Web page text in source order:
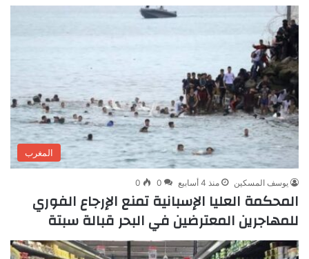
المغرب
يوسف المسكين منذ 4 أسابيع 0
0
المحكمة العليا الإسبانية تمنع الإرجاع الفوري
للمهاجرين المعترضين في البحر قبالة سبتة